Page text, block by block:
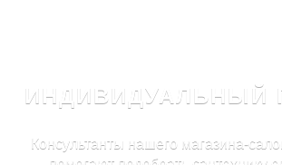
ИНДИВИДУАЛЬНЫЙ
Консультанты нашего магазина-